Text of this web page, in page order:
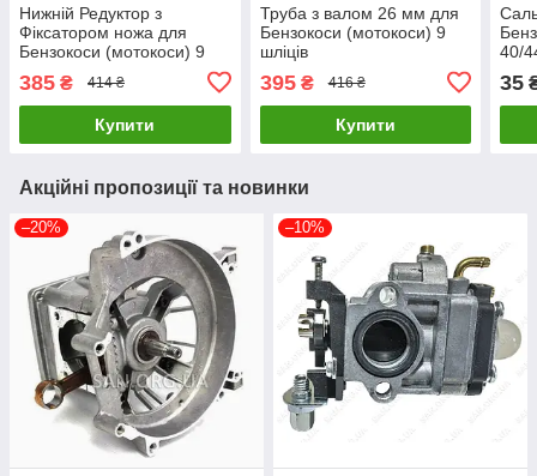
Нижній Редуктор з
Фіксатором ножа для
Бензокоси (мотокоси) 9
385 ₴ 414 ₴
Купити
Труба з валом 26 мм для
Бензокоси (мотокоси) 9
шліців
395₴ 416 ₴
Купити
40/
35
Акційні пропозиції та новинки
–20% –10%